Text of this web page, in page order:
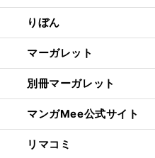
りぼん
マーガレット
別冊マーガレット
マンガMee公式サイト
リマコミ